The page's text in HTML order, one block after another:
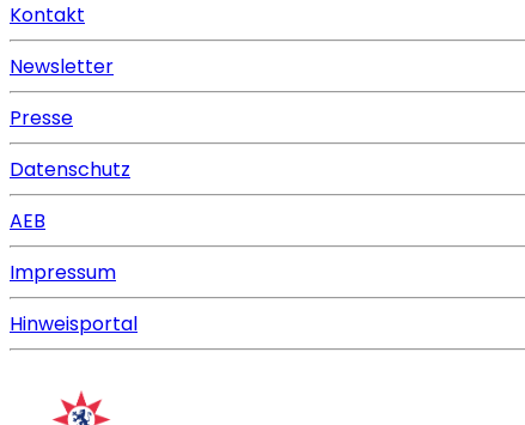
Kontakt
Newsletter
Presse
Datenschutz
AEB
Impressum
Hinweisportal